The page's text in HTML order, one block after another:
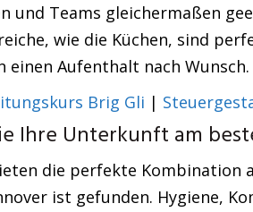
und Teams gleichermaßen
wie die Küchen, sind
einen Aufenthalt nach Wunsch.
Brig Gli |
Ihre Unterkunft am
die perfekte Kombination
ist gefunden. Hygiene,